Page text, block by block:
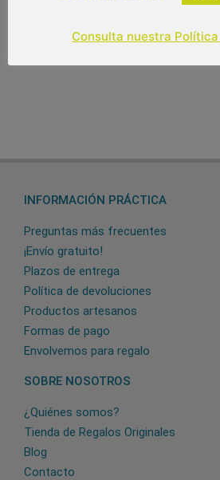
INFORMACIÓN PRÁCTICA
Preguntas más frecuentes
¡Envío gratuito!
Plazos de entrega
Política de devoluciones
Productos artesanos
Formas de pago
Envolvemos para regalo
SOBRE NOSOTROS
¿Quiénes somos?
Tienda de Regalos Originales
Blog
Contacto
Consulta nuestra